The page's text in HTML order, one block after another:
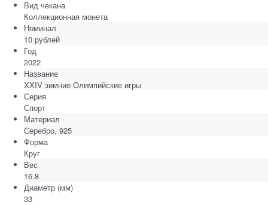
Вид чекана
Коллекционная монета
Номинал
10 рублей
Год
2022
Название
XXIV зимние Олимпийские игры
Серия
Спорт
Материал
Серебро, 925
Форма
Круг
Вес
16.8
Диаметр (мм)
33